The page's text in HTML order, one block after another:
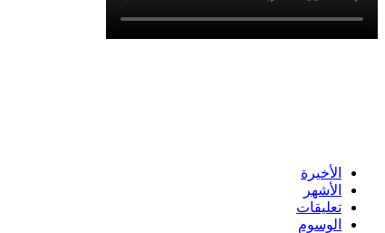
الأخيرة
الأشهر
تعليقات
الوسوم